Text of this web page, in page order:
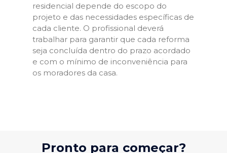
residencial depende do escopo do
projeto e das necessidades específicas de
cada cliente. O profissional deverá
trabalhar para garantir que cada reforma
seja concluída dentro do prazo acordado
e com o mínimo de inconveniência para
os moradores da casa.
Pronto para começar?